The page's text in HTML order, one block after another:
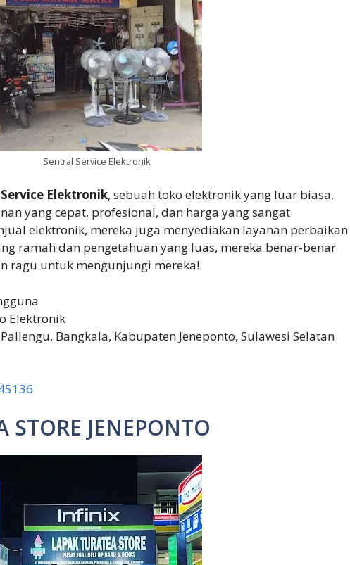
Sentral Service Elektronik
Elektronik, sebuah toko elektronik yang luar biasa.
yang cepat, profesional, dan harga yang sangat
elektronik, mereka juga menyediakan layanan perbaikan
ramah dan pengetahuan yang luas, mereka benar-benar
ragu untuk mengunjungi mereka!
Elektronik
Bangkala, Kabupaten Jeneponto, Sulawesi Selatan
STORE JENEPONTO